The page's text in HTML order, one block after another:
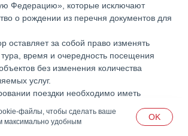
файлы, чтобы сделать ваше
максимально удобным
OK
Федерацию», которые исключают
о рождении из перечня документов для
оставляет за собой право изменять
время и очередность посещения
без изменения количества
услуг.
поездки необходимо иметь
резерв времени — не менее 3 часов
программы, так как возможны
В МАХ
В ТГ
В ВК